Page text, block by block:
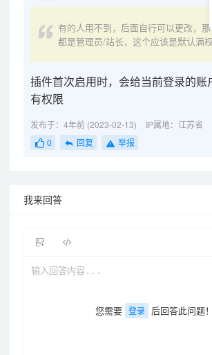
有的人用不到，后面自行可以更改，
都是管理员/站长，这个应该是默认满
插件首次启用时，会给当前登录的账
有权限
发布于：4年前 (2023-02-13) IP属地：江苏省
0 回复 举报
我来回答
您需要 登录 后回答此问题！